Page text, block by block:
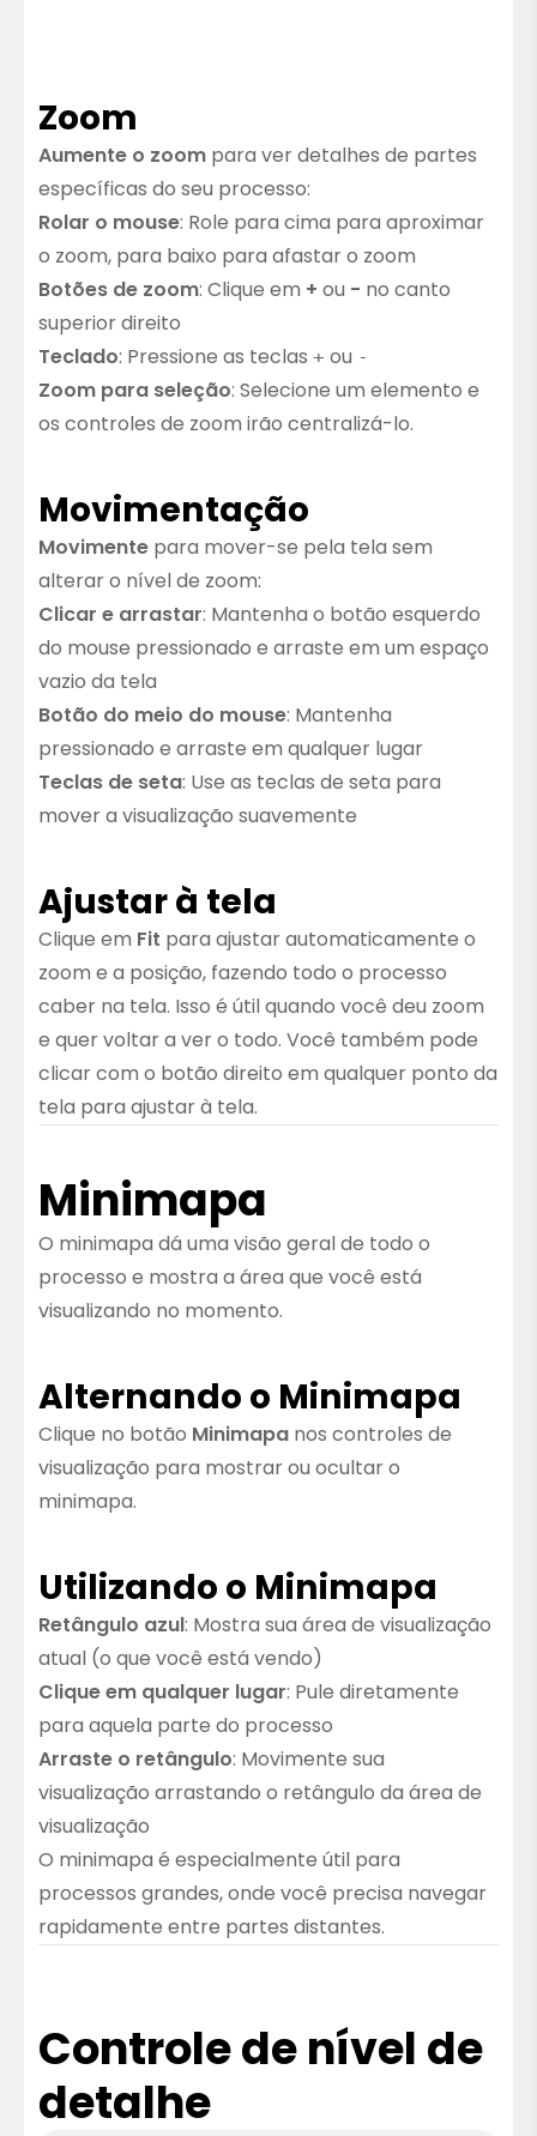
Zoom
Aumente o zoom para ver detalhes de partes
específicas do seu processo:
Rolar o mouse: Role para cima para aproximar
o zoom, para baixo para afastar o zoom
Botões de zoom: Clique em + ou - no canto
superior direito
Teclado: Pressione as teclas + ou -
Zoom para seleção: Selecione um elemento e
os controles de zoom irão centralizá-lo.
Movimentação
Movimente para mover-se pela tela sem
alterar o nível de zoom:
Clicar e arrastar: Mantenha o botão esquerdo
do mouse pressionado e arraste em um espaço
vazio da tela
Botão do meio do mouse: Mantenha
pressionado e arraste em qualquer lugar
Teclas de seta: Use as teclas de seta para
mover a visualização suavemente
Ajustar à tela
Clique em Fit para ajustar automaticamente o
zoom e a posição, fazendo todo o processo
caber na tela. Isso é útil quando você deu zoom
e quer voltar a ver o todo. Você também pode
clicar com o botão direito em qualquer ponto da
tela para ajustar à tela.
Minimapa
O minimapa dá uma visão geral de todo o
processo e mostra a área que você está
visualizando no momento.
Alternando o Minimapa
Clique no botão Minimapa nos controles de
visualização para mostrar ou ocultar o
minimapa.
Utilizando o Minimapa
Retângulo azul: Mostra sua área de visualização
atual (o que você está vendo)
Clique em qualquer lugar: Pule diretamente
para aquela parte do processo
Arraste o retângulo: Movimente sua
visualização arrastando o retângulo da área de
visualização
O minimapa é especialmente útil para
processos grandes, onde você precisa navegar
rapidamente entre partes distantes.
Controle de nível de
detalhe